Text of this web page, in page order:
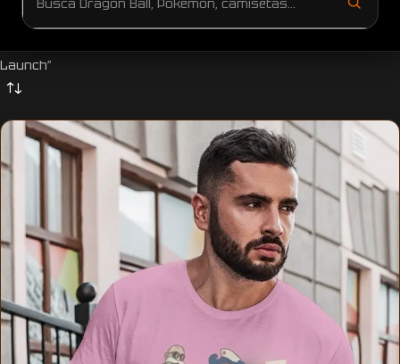
Inicio
Launch”